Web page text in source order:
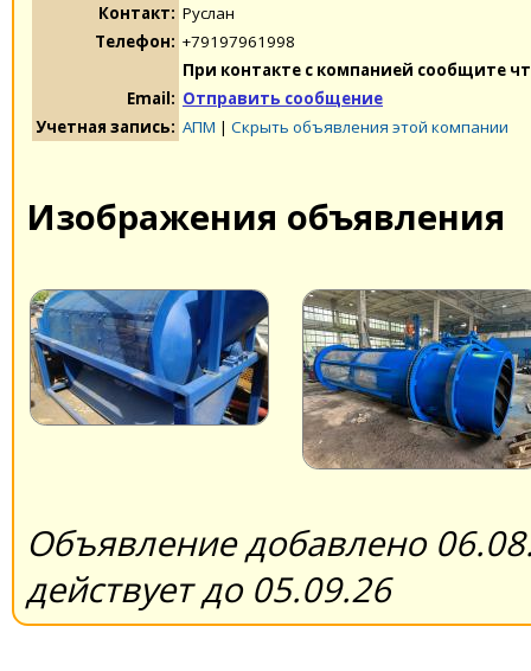
Контакт: Руслан
Телефон: +79197961998
При контакте с компанией сообщите
Email: Отправить сообщение
Учетная запись: АПМ | Скрыть объявления этой компании
Изображения объявления
Объявление добавлено
действует до 05.09.26